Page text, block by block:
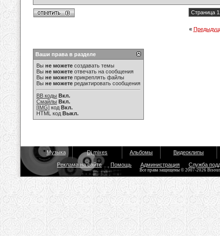
Страница
«
Ваши права в разделе
Вы не можете создавать темы
Вы не можете отвечать на сообщения
Вы не можете прикреплять файлы
Вы не можете редактировать сообщения
BB коды Вкл.
Смайлы Вкл.
[IMG] код Вкл.
HTML код Выкл.
Музыка Dj mixes Альбомы Видеоклипы
Реклама на сайте Помощь Администрация Служба
Все права защищены © 2007-2026